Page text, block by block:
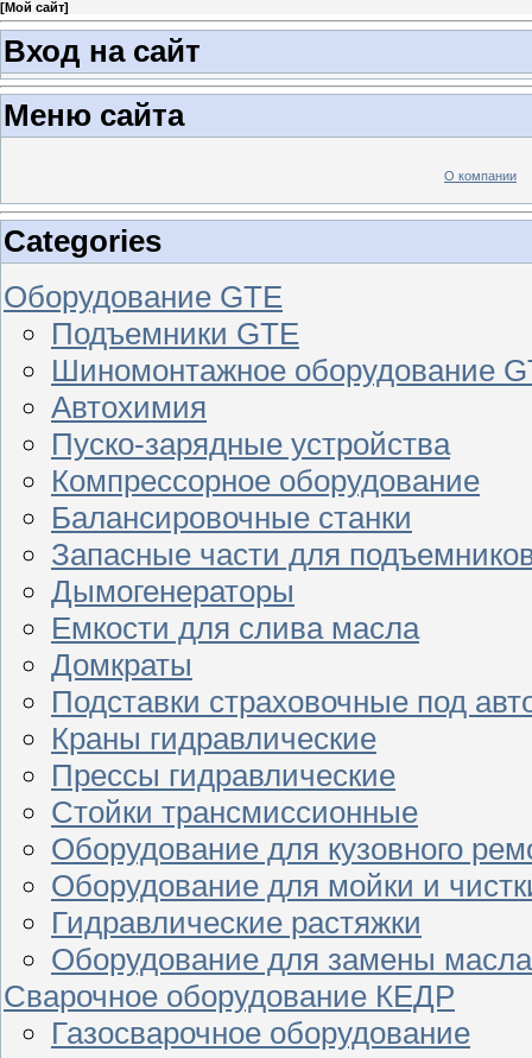
[Мой сайт]
Вход на сайт
Меню сайта
О компании
Categories
Оборудование GTE
Подъемники GTE
Шиномонтажное оборудование
Автохимия
Пуско-зарядные устройства
Компрессорное оборудование
Балансировочные станки
Запасные части для
Дымогенераторы
Емкости для слива масла
Домкраты
Подставки страховочные под
Краны гидравлические
Прессы гидравлические
Стойки трансмиссионные
Оборудование для кузовного
Оборудование для мойки и
Гидравлические растяжки
Оборудование для замены масла
Сварочное оборудование КЕДР
Газосварочное оборудование